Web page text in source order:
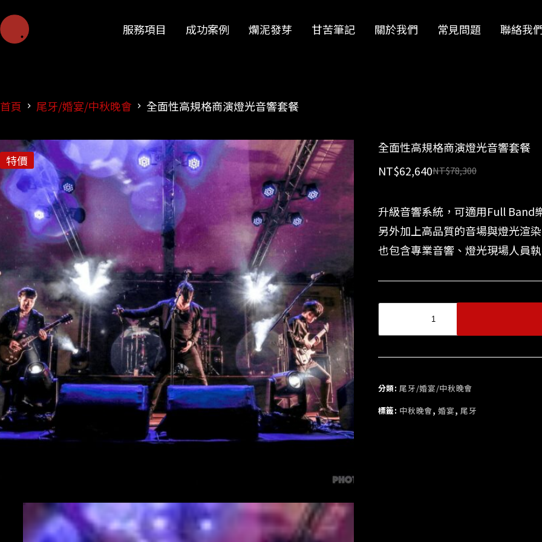
服務項目 成功案例 爛泥發芽 甘苦筆記 關於我們 常見問題 聯絡我
首頁 尾牙/婚宴/中秋晚會 全面性高規格商演燈光音響套餐
特價
全面性高規格商演燈光音響套餐
NT$78,300
NT$62,640
升級音響系統，可適用Full Band
另外加上高品質的音場與燈光渲
也包含專業音響、燈光現場人員
分類:尾牙/婚宴/中秋晚會
標籤: 中秋晚會,婚宴, 尾牙